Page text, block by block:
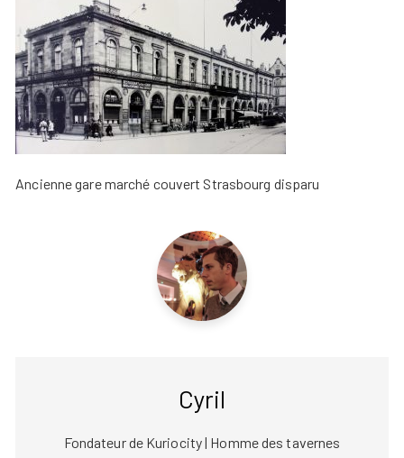
Ancienne gare marché couvert Strasbourg disparu
Cyril
Fondateur de Kuriocity | Homme des tavernes